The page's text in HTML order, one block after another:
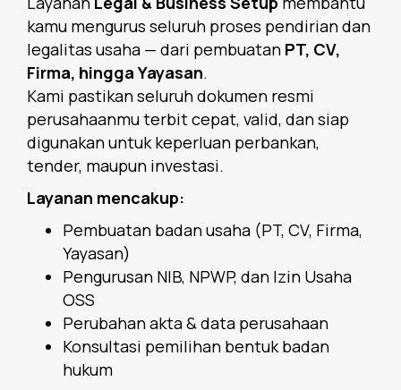
kamu mengurus seluruh proses pendirian dan
legalitas usaha — dari pembuatan PT, CV,
Firma, hingga Yayasan.
Kami pastikan seluruh dokumen resmi
perusahaanmu terbit cepat, valid, dan siap
digunakan untuk keperluan perbankan,
tender, maupun investasi.
Layanan mencakup:
Pembuatan badan usaha (PT, CV, Firma,
Yayasan)
Pengurusan NIB, NPWP, dan Izin Usaha
OSS
Perubahan akta & data perusahaan
Konsultasi pemilihan bentuk badan
hukum